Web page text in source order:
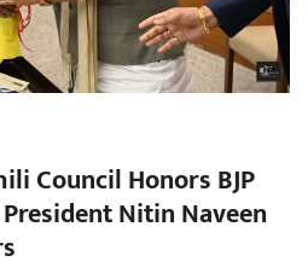
Council Honors BJP
Nitin Naveen